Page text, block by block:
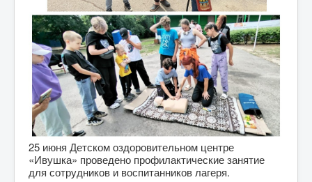
25 июня Детском оздоровительном центре
«Ивушка» проведено профилактические занятие
для сотрудников и воспитанников лагеря.